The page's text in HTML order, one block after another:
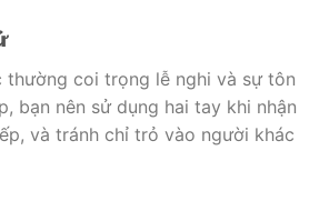
thường coi trọng lễ nghi và sự tôn
bạn nên sử dụng hai tay khi nhận
và tránh chỉ trỏ vào người khác